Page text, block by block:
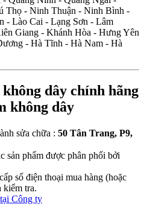
Thọ - Ninh Thuận - Ninh Bình -
- Lào Cai - Lạng Sơn - Lâm
Giang - Khánh Hòa - Hưng Yên
- Hà Tĩnh - Hà Nam - Hà
dây chính hãng
không dây
sửa chữa : 50 Tân Trang, P9,
sản phẩm được phân phối bởi
số điện thoại mua hàng (hoặc
kiểm tra.
Công ty